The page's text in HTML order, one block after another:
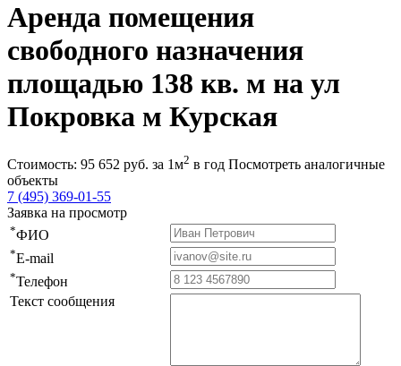
Аренда помещения
свободного назначения
площадью 138 кв. м на ул
Покровка м Курская
Стоимость: 95 652 руб. за 1м2 в год Посмотреть аналогичные
объекты
7 (495) 369-01-55
Заявка на просмотр
*ФИО
*E-mail
*Телефон
Текст сообщения